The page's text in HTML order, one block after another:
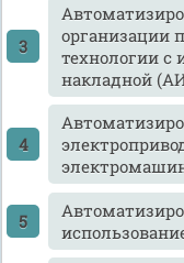
организации
технологии с
накладной